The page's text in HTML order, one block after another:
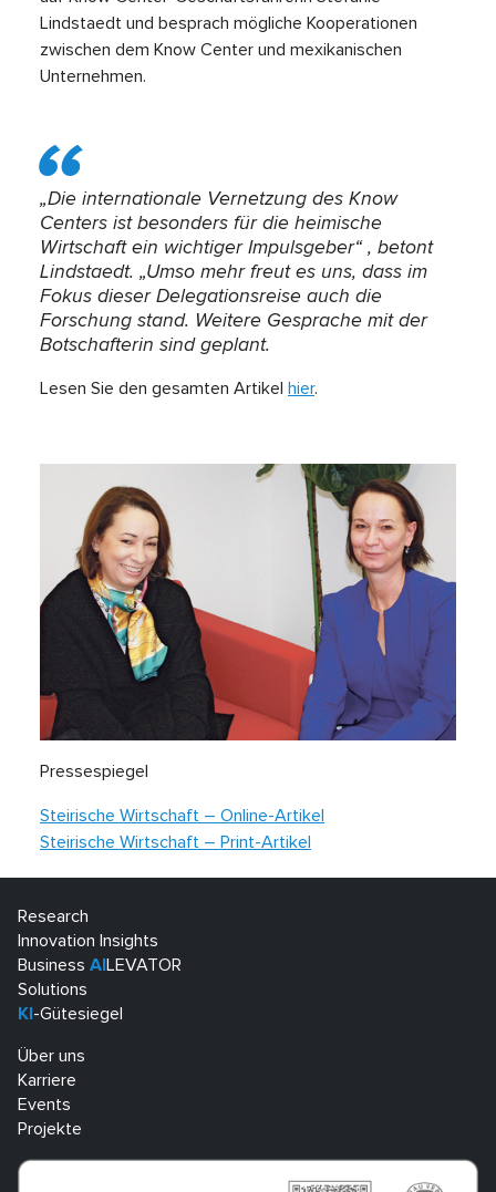
Lindstaedt und besprach mögliche Kooperationen
zwischen dem Know Center und mexikanischen
Unternehmen.
„Die internationale Vernetzung des Know
Centers ist besonders für die heimische
Wirtschaft ein wichtiger Impulsgeber“ , betont
Lindstaedt. „Umso mehr freut es uns, dass im
Fokus dieser Delegationsreise auch die
Forschung stand. Weitere Gesprache mit der
Botschafterin sind geplant.
Lesen Sie den gesamten Artikel hier.
Pressespiegel
Steirische Wirtschaft – Online-Artikel
Steirische Wirtschaft – Print-Artikel
Research
Innovation Insights
Business AI LEVATOR
Solutions
KI -Gütesiegel
Über uns
Karriere
Events
Projekte